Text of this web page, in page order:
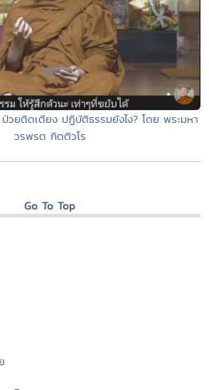
วยติดเตียง ปฏิบัติธรรมยังไง? โดย พระมหา
วรพรต กิตติวโร
Go To Top